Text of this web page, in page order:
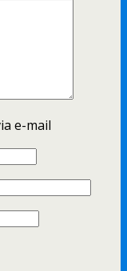
e-mail